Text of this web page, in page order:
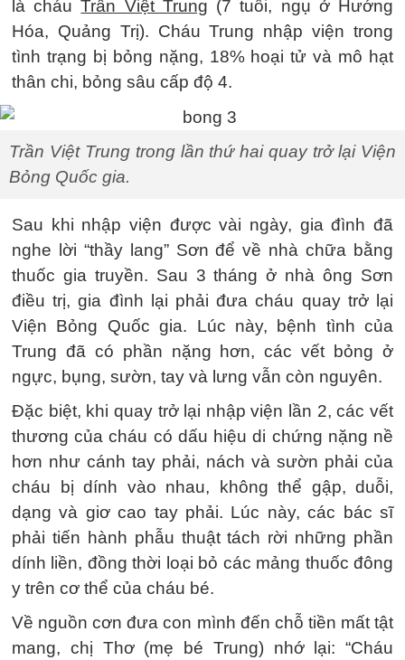
là cháuTrần Việt Trung (7 tuổi, ngụ ở Hướng
Hóa, Quảng Trị). Cháu Trung nhập viện trong
tình trạng bị bỏng nặng, 18% hoại tử và mô hạt
thân chi, bỏng sâu cấp độ 4.
Trần Việt Trung trong lần thứ hai quay trở lại Viện
Bỏng Quốc gia.
Sau khi nhập viện được vài ngày, gia đình đã
nghe lời “thầy lang” Sơn để về nhà chữa bằng
thuốc gia truyền. Sau 3 tháng ở nhà ông Sơn
điều trị, gia đình lại phải đưa cháu quay trở lại
Viện Bỏng Quốc gia. Lúc này, bệnh tình của
Trung đã có phần nặng hơn, các vết bỏng ở
ngực, bụng, sườn, tay và lưng vẫn còn nguyên.
Đặc biệt, khi quay trở lại nhập viện lần 2, các vết
thương của cháu có dấu hiệu di chứng nặng nề
hơn như cánh tay phải, nách và sườn phải của
cháu bị dính vào nhau, không thể gập, duỗi,
dạng và giơ cao tay phải. Lúc này, các bác sĩ
phải tiến hành phẫu thuật tách rời những phần
dính liền, đồng thời loại bỏ các mảng thuốc đông
y trên cơ thể của cháu bé.
Về nguồn cơn đưa con mình đến chỗ tiền mất tật
mang, chị Thơ (mẹ bé Trung) nhớ lại: “Cháu